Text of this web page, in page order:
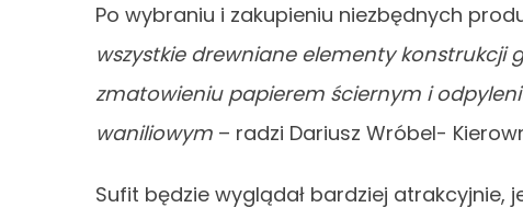
Po wybraniu i zakupieniu niezbędnych
wszystkie drewniane elementy konstrukcji
zmatowieniu papierem ściernym i
waniliowym – radzi Dariusz Wróbel-
Sufit będzie wyglądał bardziej atrakcyjnie,